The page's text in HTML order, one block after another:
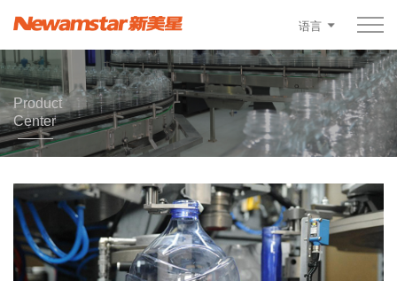
语言
Product
Center